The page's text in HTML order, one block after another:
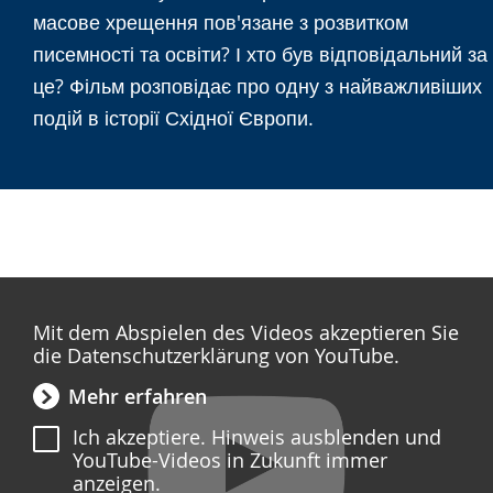
Gebärdensprache
wird
angezeigt.
масове хрещення пов'язане з розвитком
писемності та освіти? І хто був відповідальний за
це? Фільм розповідає про одну з найважливіших
подій в історії Східної Європи.
Mit dem Abspielen des Videos akzeptieren Sie
die Datenschutzerklärung von YouTube.
Mehr erfahren
Ich akzeptiere. Hinweis ausblenden und
YouTube-Videos in Zukunft immer
anzeigen.